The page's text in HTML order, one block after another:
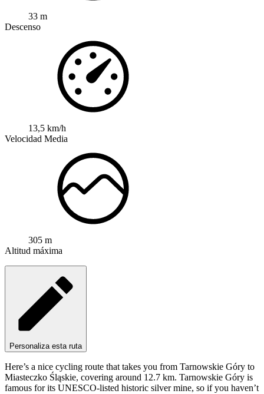
33 m
Descenso
13,5 km/h
Velocidad Media
305 m
Altitud máxima
Personaliza esta ruta
Here’s a nice cycling route that takes you from Tarnowskie Góry to
Miasteczko Śląskie, covering around 12.7 km. Tarnowskie Góry is
famous for its UNESCO-listed historic silver mine, so if you haven’t